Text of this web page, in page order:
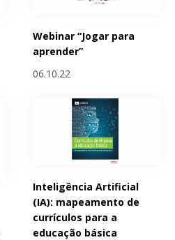
Webinar “Jogar para
aprender”
06.10.22
Inteligência Artificial
(IA): mapeamento de
currículos para a
educação básica